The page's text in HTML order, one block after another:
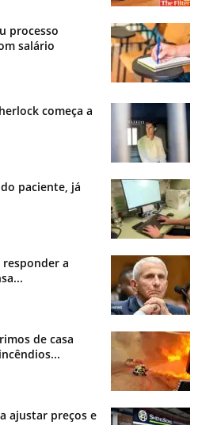
processo
salário
começa a
paciente, já
a
de casa
ajustar preços e